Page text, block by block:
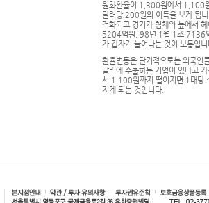
원화환율이 1,300원에서 1,100
달러당 200원의 이득을 보게 됩
격화되고 경기가 침체의 늪에서
5204억원, 98년 1월 1조 7136억
가 갑자기 늘어나는 것이 보통입
환율변동은 단기적으로는 외국인
달러에 수출하는 기업이 있다고
서 1,100원까지 떨어지면 1대당
지게 되는 것입니다.